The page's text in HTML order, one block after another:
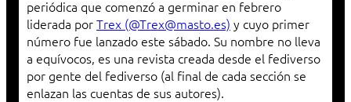
periódica que comenzó a germinar en febrero
liderada porTrex (@Trex@masto.es) y cuyo primer
número fue lanzado este sábado. Su nombre no lleva
a equívocos, es una revista creada desde el fediverso
por gente del fediverso (al final de cada sección se
enlazan las cuentas de sus autores).